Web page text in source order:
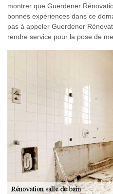
montrer que Guerdener
bonnes expériences dans ce
pas à appeler Guerdener
rendre service pour la pose de